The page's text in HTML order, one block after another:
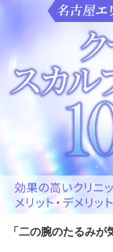
「二の腕のたるみが